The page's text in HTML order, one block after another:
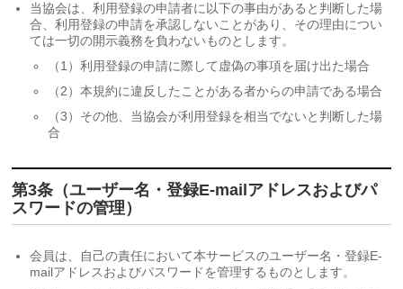
当協会は、利用登録の申請者に以下の事由があると判断した場
合、利用登録の申請を承認しないことがあり、その理由につい
ては一切の開示義務を負わないものとします。
（1）利用登録の申請に際して虚偽の事項を届け出た場合
（2）本規約に違反したことがある者からの申請である場合
（3）その他、当協会が利用登録を相当でないと判断した場
合
第3条（ユーザー名・登録E-mailアドレスおよびパ
スワードの管理）
会員は、自己の責任において本サービスのユーザー名・登録E-
mailアドレスおよびパスワードを管理するものとします。